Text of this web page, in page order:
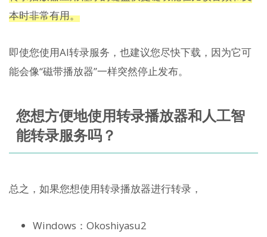
本时非常有用。
即使您使用AI转录服务，也建议您尽快下载，因为它可
能会像“磁带播放器”一样突然停止发布。
您想方便地使用转录播放器和人工智
能转录服务吗？
总之，如果您想使用转录播放器进行转录，
Windows：Okoshiyasu2